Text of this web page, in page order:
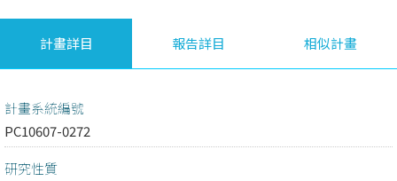
計畫詳目 報告詳目 相似計畫
計畫系統編號
PC10607-0272
研究性質